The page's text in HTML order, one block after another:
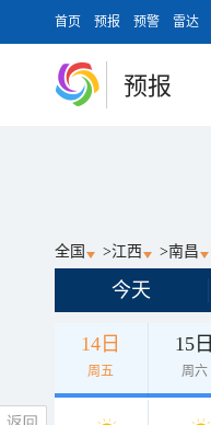
首页 预报 预警 雷达
预报
全国 >江西 >南昌
今天
14日
周五
15日
周六